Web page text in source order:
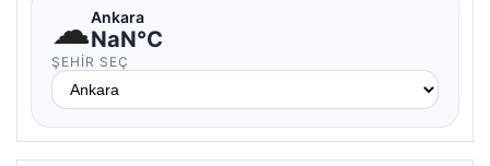
☁Ankara
NaN°C
ŞEHIR SEÇ